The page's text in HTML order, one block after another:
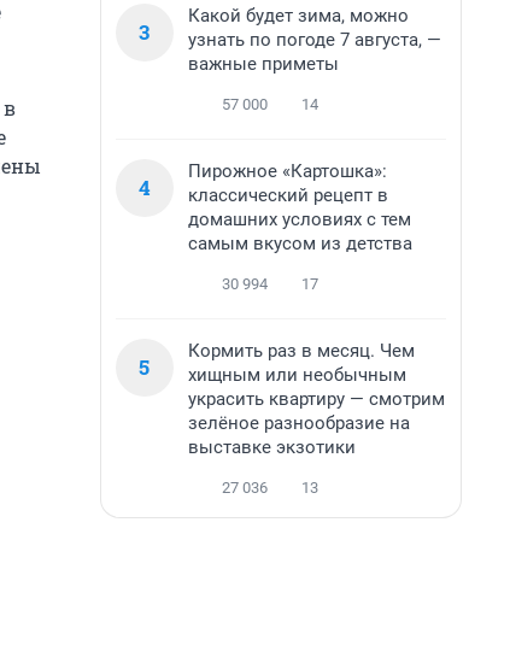
3
Какой будет зима, можно
узнать по погоде 7 августа, —
важные приметы
57 000 14
4
Пирожное «Картошка»:
классический рецепт в
домашних условиях с тем
самым вкусом из детства
30 994 17
5
Кормить раз в месяц. Чем
хищным или необычным
украсить квартиру — смотрим
зелёное разнообразие на
выставке экзотики
27 036 13